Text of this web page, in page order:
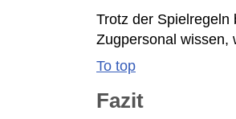
Trotz der Spielregeln
Zugpersonal wissen,
To top
Fazit